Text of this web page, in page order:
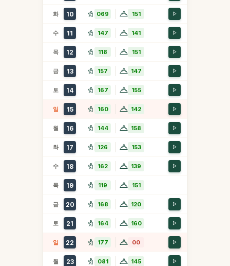
화 10 069 151
수 11 147 141
목 12 118 151
금 13 157 147
토 14 167 155
일 15 160 142
월 16 144 158
화 17 126 153
수 18 162 139
목 19 119 151
금 20 168 120
토 21 164 160
일 22 177 00
월 23 081 145